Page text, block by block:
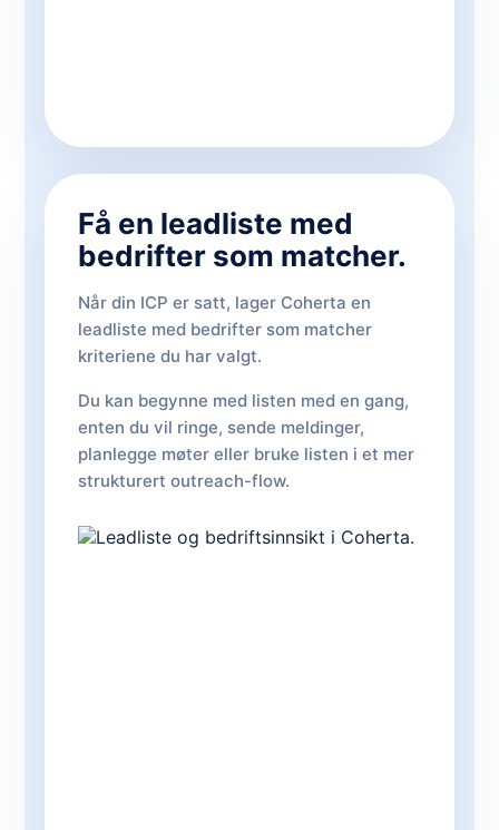
Få en leadliste med
bedrifter som matcher.
Når din ICP er satt, lager Coherta en
leadliste med bedrifter som matcher
kriteriene du har valgt.
Du kan begynne med listen med en gang,
enten du vil ringe, sende meldinger,
planlegge møter eller bruke listen i et mer
strukturert outreach-flow.